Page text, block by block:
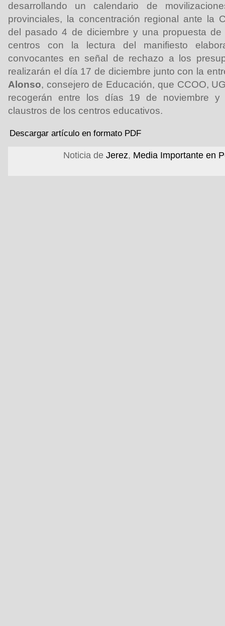
desarrollando un calendario de
provinciales, la concentración regional ante la
del pasado 4 de diciembre y una propuesta
centros con la lectura del manifiesto
convocantes en señal de rechazo a los
realizarán el día 17 de diciembre junto con la
Alonso, consejero de Educación, que CCOO,
recogerán entre los días 19 de noviembre
claustros de los centros educativos.
Descargar artículo en formato PDF
Noticia de Jerez, Media Importante en